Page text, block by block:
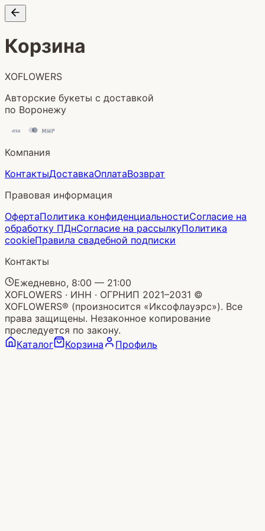
Корзина
XOFLOWERS
Авторские букеты с доставкой
по Воронежу
Компания
КонтактыДоставкаОплатаВозврат
Правовая информация
ОфертаПолитика конфиденциальностиСогласие на
обработку ПДнСогласие на рассылкуПолитика
cookieПравила свадебной подписки
Контакты
Ежедневно, 8:00 — 21:00
XOFLOWERS · ИНН · ОГРНИП 2021–2031 ©
XOFLOWERS® (произносится «Иксофлауэрс»). Все
права защищены. Незаконное копирование
преследуется по закону.
Каталог
Корзина Профиль